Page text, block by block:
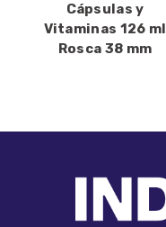
Cápsulas y
Vitaminas 126 ml
Rosca 38 mm